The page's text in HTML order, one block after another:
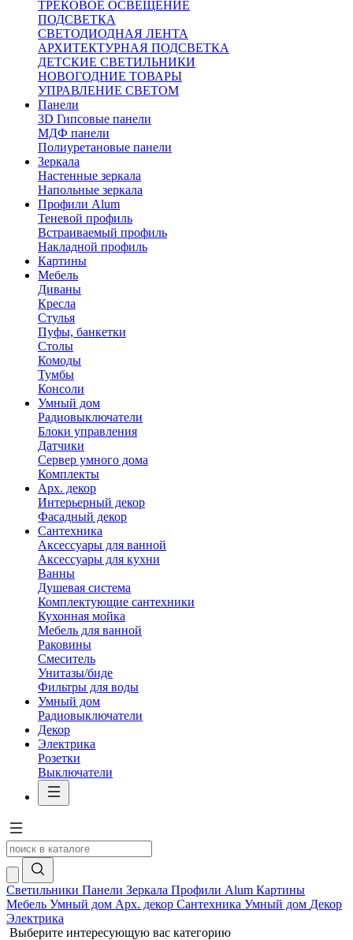
ТРЕКОВОЕ ОСВЕЩЕНИЕ
ПОДСВЕТКА
СВЕТОДИОДНАЯ ЛЕНТА
АРХИТЕКТУРНАЯ ПОДСВЕТКА
ДЕТСКИЕ СВЕТИЛЬНИКИ
НОВОГОДНИЕ ТОВАРЫ
УПРАВЛЕНИЕ СВЕТОМ
Панели
3D Гипсовые панели
МДФ панели
Полиуретановые панели
Зеркала
Настенные зеркала
Напольные зеркала
Профили Alum
Теневой профиль
Встраиваемый профиль
Накладной профиль
Картины
Мебель
Диваны
Кресла
Стулья
Пуфы, банкетки
Столы
Комоды
Тумбы
Консоли
Умный дом
Радиовыключатели
Блоки управления
Датчики
Сервер умного дома
Комплекты
Арх. декор
Интерьерный декор
Фасадный декор
Сантехника
Аксессуары для ванной
Аксессуары для кухни
Ванны
Душевая система
Комплектующие сантехники
Кухонная мойка
Мебель для ванной
Раковины
Смеситель
Унитазы/биде
Фильтры для воды
Умный дом
Радиовыключатели
Декор
Электрика
Розетки
Выключатели
Светильники Панели Зеркала Профили Alum Картины
Мебель Умный дом Арх. декор Сантехника Умный дом Декор
Электрика
Выберите интересующую вас категорию